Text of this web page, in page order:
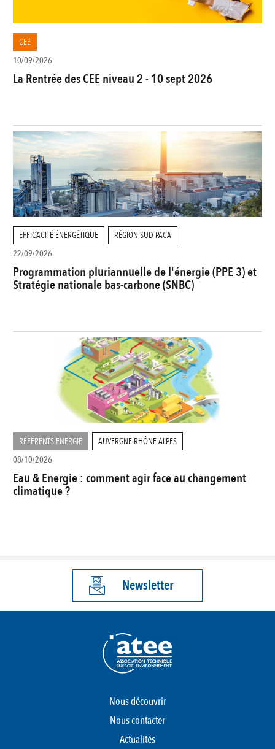
CEE
10/09/2026
La Rentrée des CEE niveau 2 - 10 sept 2026
EFFICACITÉ ÉNERGÉTIQUE
RÉGION SUD PACA
22/09/2026
Programmation pluriannuelle de l'énergie (PPE 3) et
Stratégie nationale bas-carbone (SNBC)
RÉFÉRENTS ENERGIE
AUVERGNE-RHÔNE-ALPES
08/10/2026
Eau & Energie : comment agir face au changement
climatique ?
Newsletter
Nous découvrir
Nous contacter
Actualités